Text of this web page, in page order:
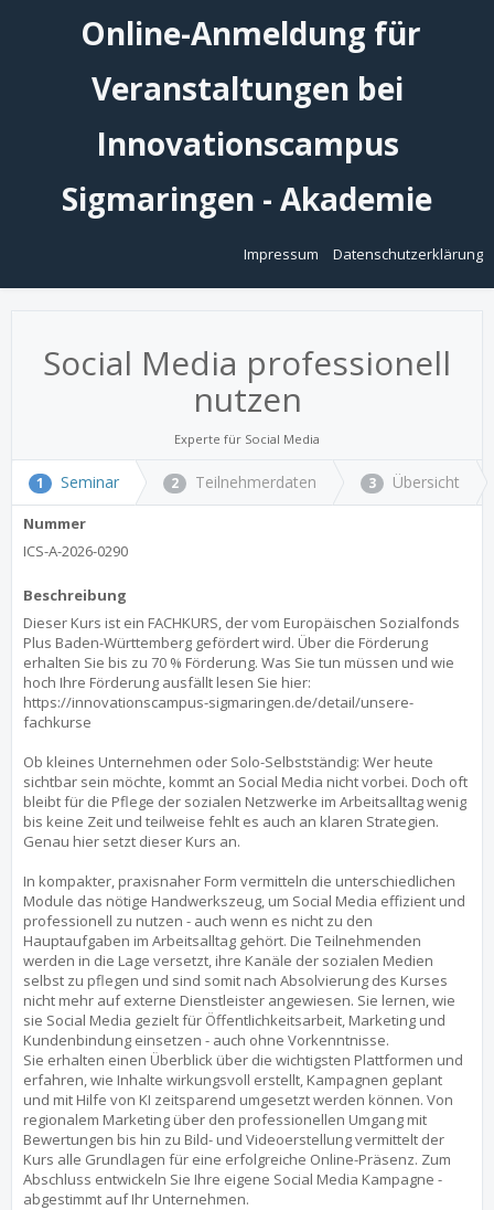
Online-Anmeldung für
Veranstaltungen bei
Innovationscampus
Sigmaringen - Akademie
Impressum Datenschutzerklärung
Social Media professionell
nutzen
Experte für Social Media
1 Seminar 2 Teilnehmerdaten 3 Übersicht
Nummer
ICS-A-2026-0290
Beschreibung
Dieser Kurs ist ein FACHKURS, der vom Europäischen Sozialfonds
Plus Baden-Württemberg gefördert wird. Über die Förderung
erhalten Sie bis zu 70 % Förderung. Was Sie tun müssen und wie
hoch Ihre Förderung ausfällt lesen Sie hier:
https://innovationscampus-sigmaringen.de/detail/unsere-
fachkurse
Ob kleines Unternehmen oder Solo-Selbstständig: Wer heute
sichtbar sein möchte, kommt an Social Media nicht vorbei. Doch oft
bleibt für die Pflege der sozialen Netzwerke im Arbeitsalltag wenig
bis keine Zeit und teilweise fehlt es auch an klaren Strategien.
Genau hier setzt dieser Kurs an.
In kompakter, praxisnaher Form vermitteln die unterschiedlichen
Module das nötige Handwerkszeug, um Social Media effizient und
professionell zu nutzen - auch wenn es nicht zu den
Hauptaufgaben im Arbeitsalltag gehört. Die Teilnehmenden
werden in die Lage versetzt, ihre Kanäle der sozialen Medien
selbst zu pflegen und sind somit nach Absolvierung des Kurses
nicht mehr auf externe Dienstleister angewiesen. Sie lernen, wie
sie Social Media gezielt für Öffentlichkeitsarbeit, Marketing und
Kundenbindung einsetzen - auch ohne Vorkenntnisse.
Sie erhalten einen Überblick über die wichtigsten Plattformen und
erfahren, wie Inhalte wirkungsvoll erstellt, Kampagnen geplant
und mit Hilfe von KI zeitsparend umgesetzt werden können. Von
regionalem Marketing über den professionellen Umgang mit
Bewertungen bis hin zu Bild- und Videoerstellung vermittelt der
Kurs alle Grundlagen für eine erfolgreiche Online-Präsenz. Zum
Abschluss entwickeln Sie Ihre eigene Social Media Kampagne -
abgestimmt auf Ihr Unternehmen.